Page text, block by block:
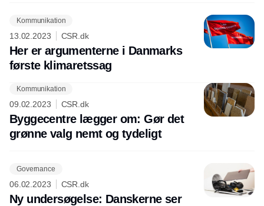
Kommunikation
13.02.2023 CSR.dk
Her er argumenterne i Danmarks
første klimaretssag
Kommunikation
09.02.2023 CSR.dk
Byggecentre lægger om: Gør det
grønne valg nemt og tydeligt
Governance
06.02.2023 CSR.dk
Ny undersøgelse: Danskerne ser